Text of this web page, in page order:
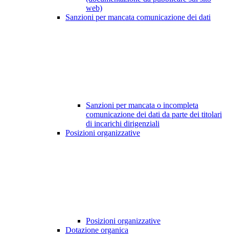
web)
Sanzioni per mancata comunicazione dei dati
Sanzioni per mancata o incompleta
comunicazione dei dati da parte dei titolari
di incarichi dirigenziali
Posizioni organizzative
Posizioni organizzative
Dotazione organica